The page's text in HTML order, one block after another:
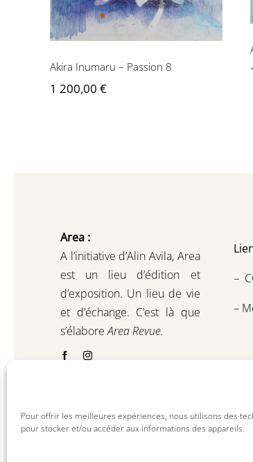
Pour offrir les meilleures expériences, nous utilisons des
pour stocker et/ou accéder aux informations des appareils.
Akira Inumaru – Passion 8
1 200,00 €
Area :
A l’initiative d’Alin Avila, Area
est un lieu d’édition et
d’exposition. Un lieu de vie
et d’échange. C’est là que
s’élaboreArea Revue.
–
–